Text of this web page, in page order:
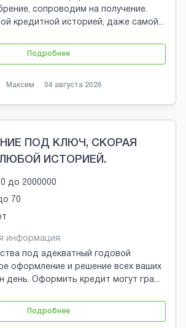
сопроводим на получение.
кредитной историей, даже самой...
Подробнее
Максим 04 августа 2026
ПОД КЛЮЧ, СКОРАЯ
ИСТОРИЕЙ.
до 2000000
70
информация:
под адекватный годовой
оформление и решение всех ваших
день. Оформить кредит могут гра...
Подробнее